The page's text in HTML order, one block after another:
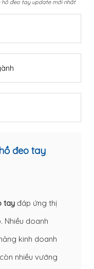
hồ đeo tay update mới nhất
đeo tay
tay đáp ứng thị
Nhiều doanh
kinh doanh
nhiều vướng